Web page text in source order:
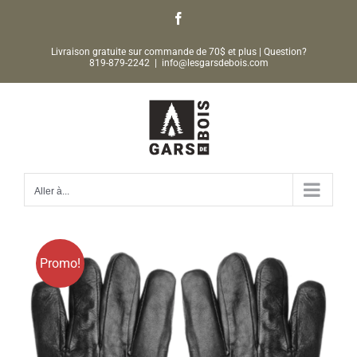
Livraison gratuite sur commande de 70$ et plus | Question?
819-879-2242
info@lesgarsdebois.com
Aller à...
Promo!